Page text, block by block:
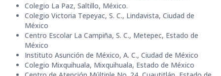
Colegio La Paz, Saltillo, México.
Colegio Victoria Tepeyac, S. C., Lindavista, Ciudad de
México
Centro Escolar La Campiña, S. C., Metepec, Estado de
México
Instituto Asunción de México, A. C., Ciudad de México
Colegio Mixquihuala, Mixquihuala, Estado de México